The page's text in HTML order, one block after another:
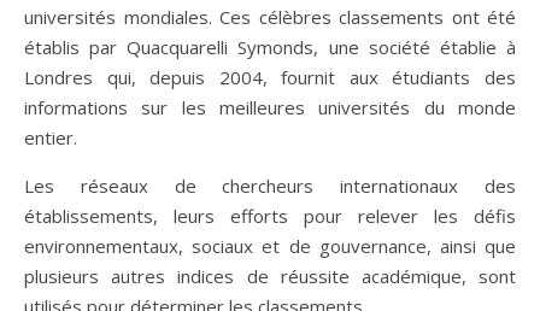
universités mondiales. Ces célèbres classements ont été
établis par Quacquarelli Symonds, une société établie à
Londres qui, depuis 2004, fournit aux étudiants des
informations sur les meilleures universités du monde
entier.
Les réseaux de chercheurs internationaux des
établissements, leurs efforts pour relever les défis
environnementaux, sociaux et de gouvernance, ainsi que
plusieurs autres indices de réussite académique, sont
utilisés pour déterminer les classements.